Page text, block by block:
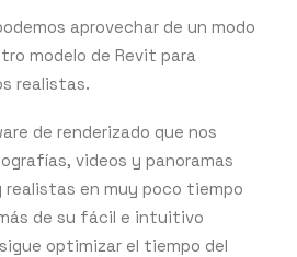
aprovechar de un modo
modelo de Revit para
realistas.
de renderizado que nos
videos y panoramas
realistas en muy poco tiempo
de su fácil e intuitivo
optimizar el tiempo del